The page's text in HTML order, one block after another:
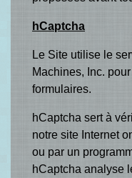
hCaptcha
Le Site utilise le
Machines, Inc.
formulaires.
hCaptcha sert à
notre site Internet
ou par un
hCaptcha analyse